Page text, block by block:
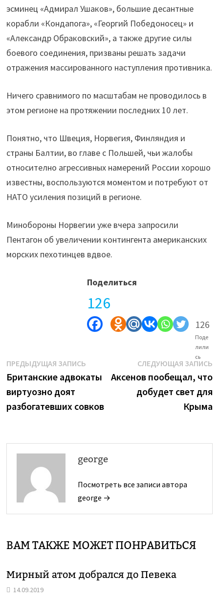
эсминец «Адмирал Ушаков», большие десантные
корабли «Кондапога», «Георгий Победоносец» и
«Александр Обраковский», а также другие силы
боевого соединения, призваны решать задачи
отражения массированного наступления противника.
Ничего сравнимого по масштабам не проводилось в
этом регионе на протяжении последних 10 лет.
Понятно, что Швеция, Норвегия, Финляндия и
страны Балтии, во главе с Польшей, чьи жалобы
относително агрессивных намерений России хорошо
известны, воспользуются моментом и потребуют от
НАТО усиления позиций в регионе.
Минобороны Норвегии уже вчера запросили
Пентагон об увеличении контингента американских
морских пехотинцев вдвое.
Поделиться
126
126
Поде
лили
сь
Навигация
по
записям
ПРЕДЫДУЩАЯ ЗАПИСЬПредыдущая
запись:
Британские адвокаты
виртуозно доят
разбогатевших совков
СЛЕДУЮЩАЯ ЗАПИСЬ
Аксенов пообещал, что
добудет свет для
Крыма
george
Посмотреть все записи автора
george →
ВАМ ТАКЖЕ МОЖЕТ ПОНРАВИТЬСЯ
Мирный атом добрался до Певека
14.09.2019